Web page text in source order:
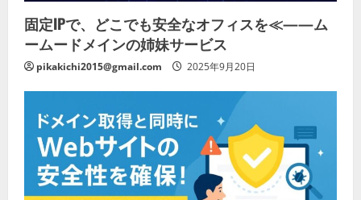
固定IPで、どこでも安全なオフィスを≪——ム
ームードメインの姉妹サービス
pikakichi2015@gmail.com 2025年9月20日